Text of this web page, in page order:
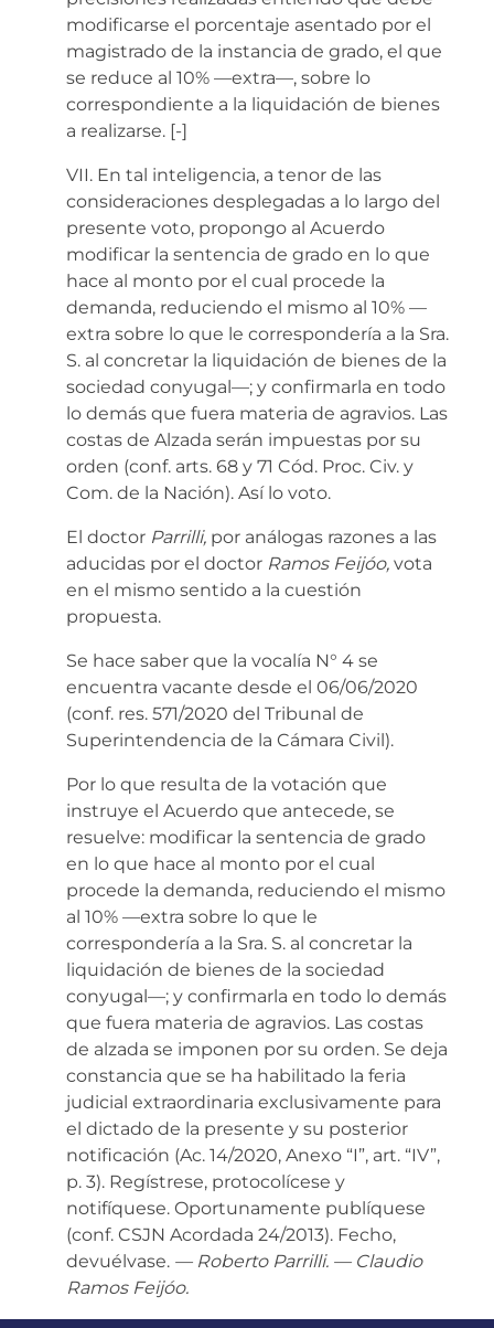
modificarse el porcentaje asentado por el
magistrado de la instancia de grado, el que
se reduce al 10% —extra—, sobre lo
correspondiente a la liquidación de bienes
a realizarse. [-]
VII. En tal inteligencia, a tenor de las
consideraciones desplegadas a lo largo del
presente voto, propongo al Acuerdo
modificar la sentencia de grado en lo que
hace al monto por el cual procede la
demanda, reduciendo el mismo al 10% —
extra sobre lo que le correspondería a la Sra.
S. al concretar la liquidación de bienes de la
sociedad conyugal—; y confirmarla en todo
lo demás que fuera materia de agravios. Las
costas de Alzada serán impuestas por su
orden (conf. arts. 68 y 71 Cód. Proc. Civ. y
Com. de la Nación). Así lo voto.
El doctor Parrilli, por análogas razones a las
aducidas por el doctor Ramos Feijóo, vota
en el mismo sentido a la cuestión
propuesta.
Se hace saber que la vocalía N° 4 se
encuentra vacante desde el 06/06/2020
(conf. res. 571/2020 del Tribunal de
Superintendencia de la Cámara Civil).
Por lo que resulta de la votación que
instruye el Acuerdo que antecede, se
resuelve: modificar la sentencia de grado
en lo que hace al monto por el cual
procede la demanda, reduciendo el mismo
al 10% —extra sobre lo que le
correspondería a la Sra. S. al concretar la
liquidación de bienes de la sociedad
conyugal—; y confirmarla en todo lo demás
que fuera materia de agravios. Las costas
de alzada se imponen por su orden. Se deja
constancia que se ha habilitado la feria
judicial extraordinaria exclusivamente para
el dictado de la presente y su posterior
notificación (Ac. 14/2020, Anexo “I”, art. “IV”,
p. 3). Regístrese, protocolícese y
notifíquese. Oportunamente publíquese
(conf. CSJN Acordada 24/2013). Fecho,
devuélvase. — Roberto Parrilli. — Claudio
Ramos Feijóo.